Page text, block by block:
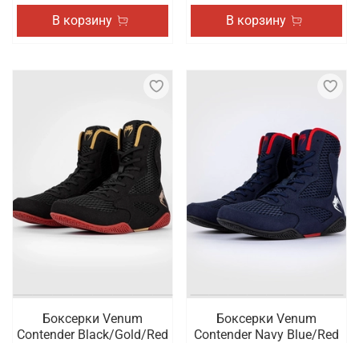
В корзину В корзину
Боксерки Venum
Contender Black/Gold/Red
Боксерки Venum
Contender Navy Blue/Red